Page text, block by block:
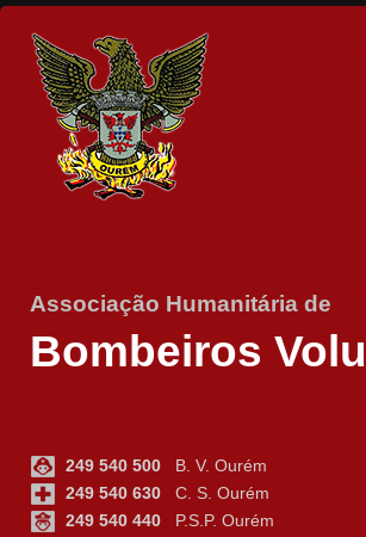
Associação Humanitária de
Bombeiros
249 540 500 B. V. Ourém
249 540 630 C. S. Ourém
249 540 440 P.S.P. Ourém